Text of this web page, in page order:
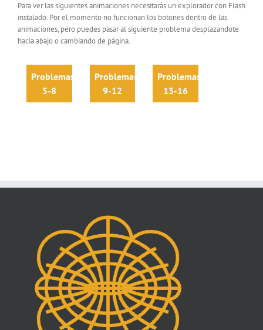
Para ver las siguientes animaciones necesitarás un explorador con Flash
instalado. Por el momento no funcionan los botones dentro de las
animaciones, pero puedes pasar al siguiente problema desplazandote
hacia abajo o cambiando de página.
Problemas
5-8
Problemas
9-12
Problemas
13-16